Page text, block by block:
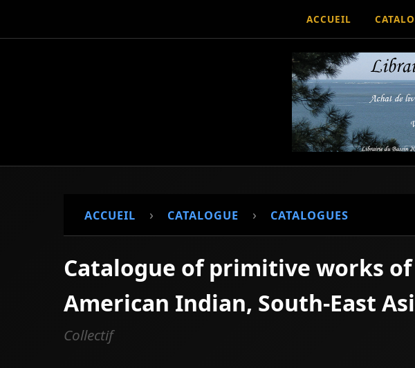
ACCUEIL
ACCUEIL › CATALOGUE › CATALOGUES
Catalogue of primitive works
American Indian, South-East
Collectif